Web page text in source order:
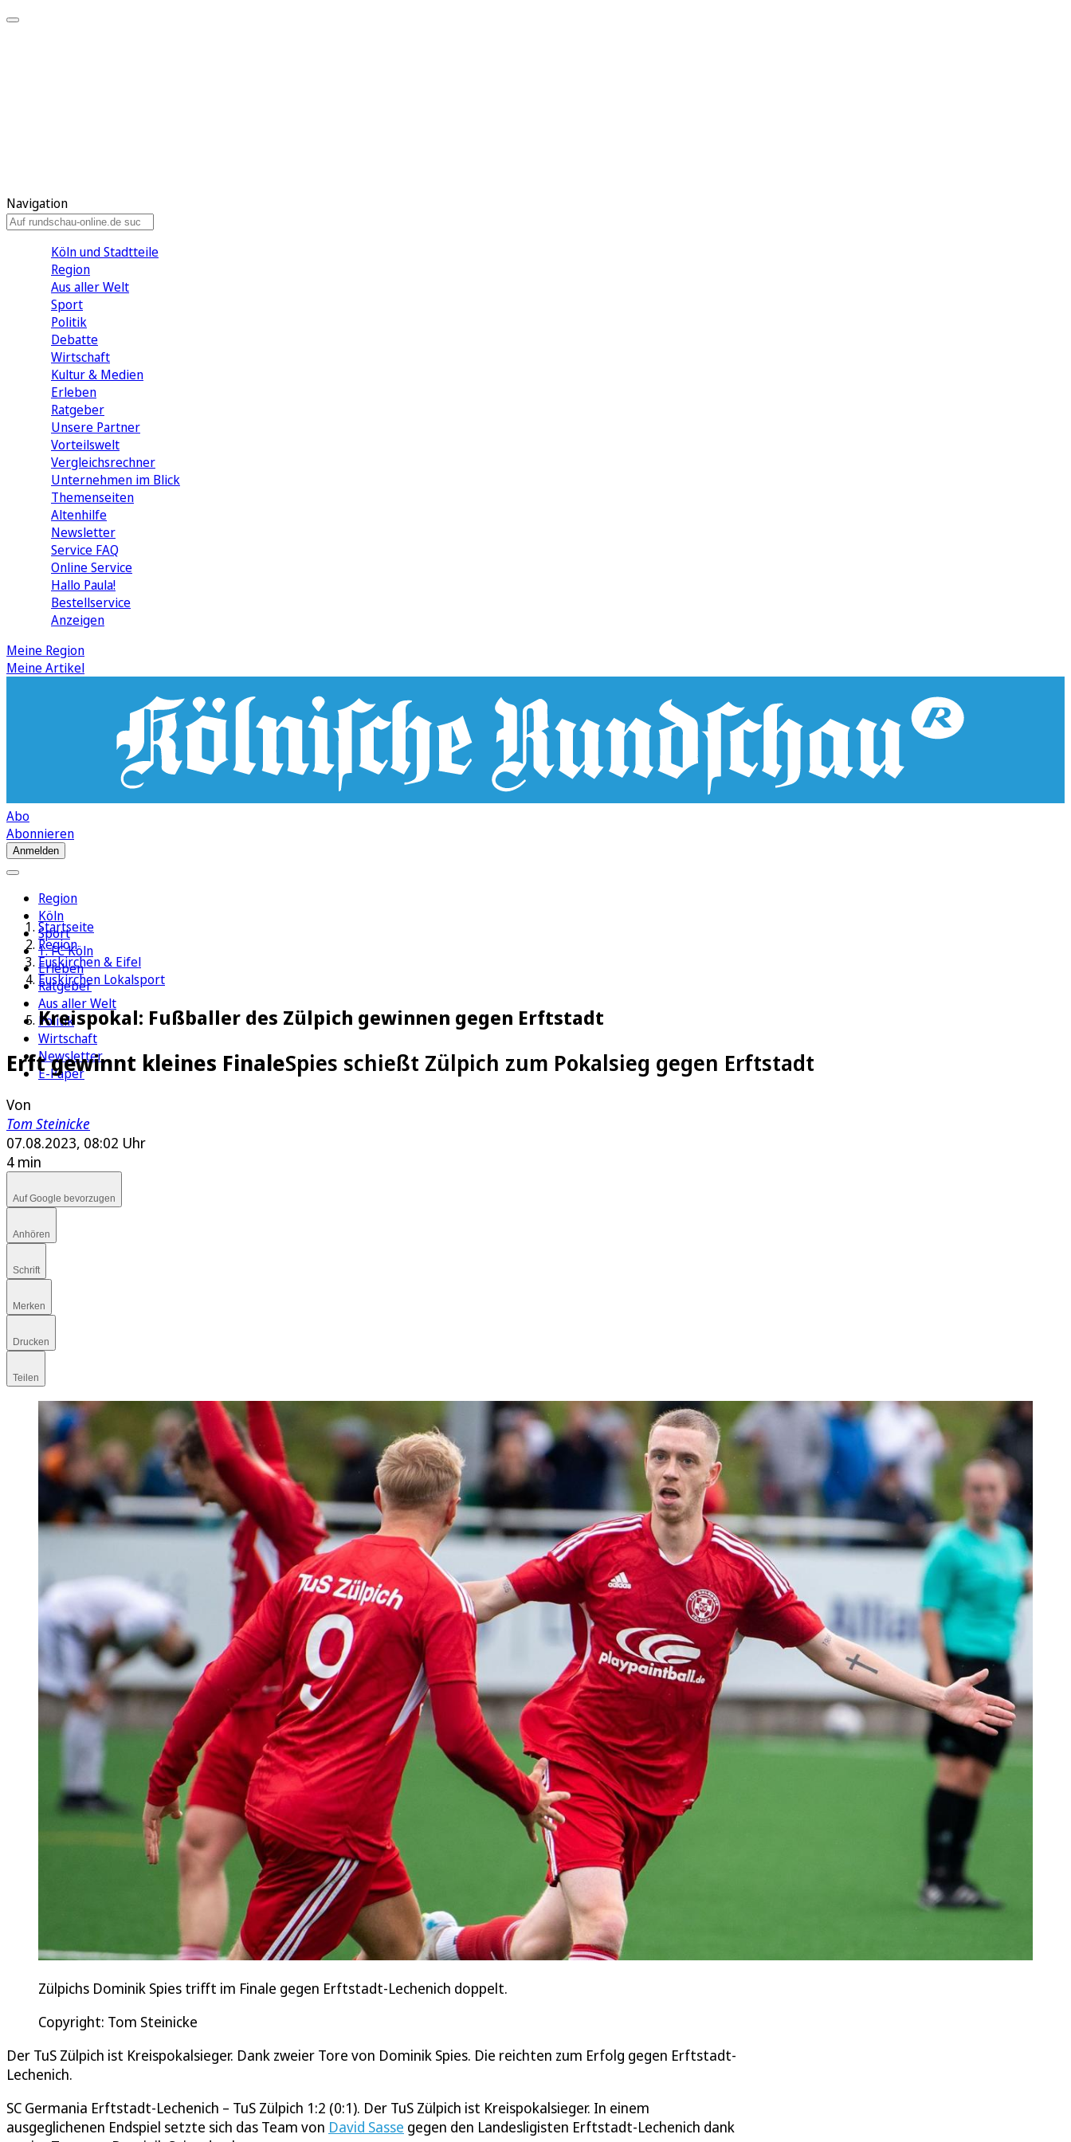
Navigation
Köln und Stadtteile
Region
Aus aller Welt
Sport
Politik
Debatte
Wirtschaft
Kultur & Medien
Erleben
Ratgeber
Unsere Partner
Vorteilswelt
Vergleichsrechner
Unternehmen im Blick
Themenseiten
Altenhilfe
Newsletter
Service FAQ
Online Service
Hallo Paula!
Bestellservice
Anzeigen
Meine Region
Meine Artikel
Abo
Abonnieren
Anmelden
Region
Köln
Sport
1. FC Köln
Erleben
Ratgeber
Aus aller Welt
Politik
Wirtschaft
Newsletter
E-Paper
Startseite
Region
Euskirchen & Eifel
Euskirchen Lokalsport
Kreispokal: Fußballer des Zülpich gewinnen gegen Erftstadt
Erft gewinnt kleines FinaleSpies schießt Zülpich zum Pokalsieg gegen Erftstadt
Von
Tom Steinicke
07.08.2023, 08:02 Uhr
4 min
Auf Google bevorzugen
Anhören
Schrift
Merken
Drucken
Teilen
Zülpichs Dominik Spies trifft im Finale gegen Erftstadt-Lechenich doppelt.
Copyright: Tom Steinicke
Der TuS Zülpich ist Kreispokalsieger. Dank zweier Tore von Dominik Spies. Die reichten zum Erfolg gegen Erftstadt-
Lechenich.
SC Germania Erftstadt-Lechenich – TuS Zülpich 1:2 (0:1). Der TuS Zülpich ist Kreispokalsieger. In einem
ausgeglichenen Endspiel setzte sich das Team von David Sasse gegen den Landesligisten Erftstadt-Lechenich dank